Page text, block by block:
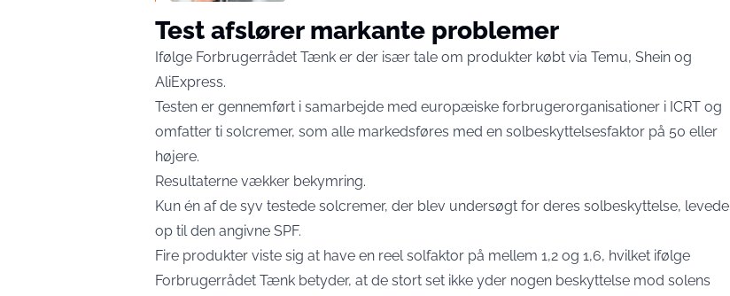
Test afslører markante problemer
Ifølge Forbrugerrådet Tænk er der især tale om produkter købt via Temu, Shein og
AliExpress.
Testen er gennemført i samarbejde med europæiske forbrugerorganisationer i ICRT og
omfatter ti solcremer, som alle markedsføres med en solbeskyttelsesfaktor på 50 eller
højere.
Resultaterne vækker bekymring.
Kun én af de syv testede solcremer, der blev undersøgt for deres solbeskyttelse, levede
op til den angivne SPF.
Fire produkter viste sig at have en reel solfaktor på mellem 1,2 og 1,6, hvilket ifølge
Forbrugerrådet Tænk betyder, at de stort set ikke yder nogen beskyttelse mod solens